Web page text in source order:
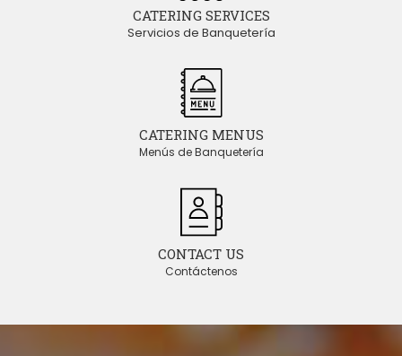
CATERING SERVICES
Servicios de Banquetería
CATERING MENUS
Menús de Banquetería
CONTACT US
Contáctenos